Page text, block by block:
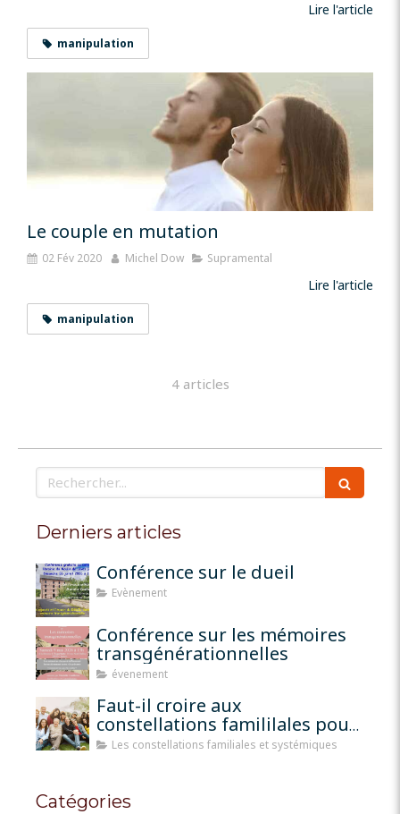
Lire l'article
manipulation
Le couple en mutation
02 Fév 2020 Michel Dow Supramental
Lire l'article
manipulation
4 articles
Rechercher
Derniers articles
Conférence sur le dueil
Evènement
Conférence sur les mémoires
transgénérationnelles
évenement
Faut-il croire aux
constellations famililales pour
qu'elles fonctionnent?
Les constellations familiales et systémiques
Catégories